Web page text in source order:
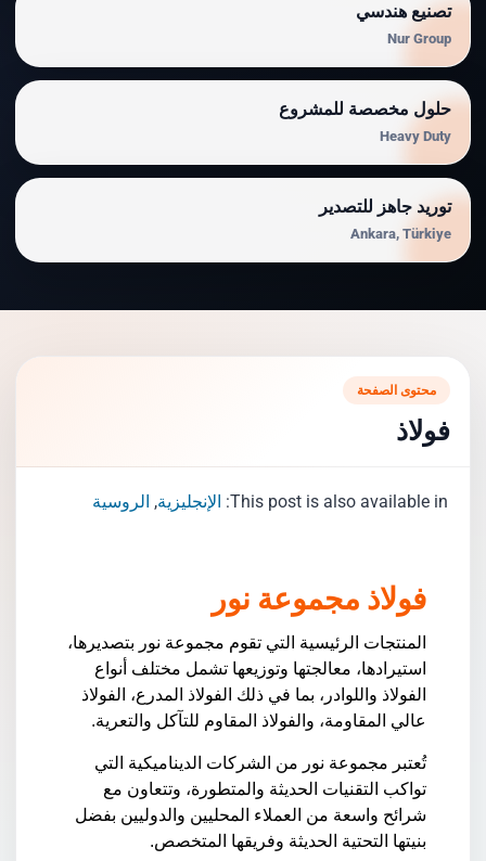
تصنيع هندسي
Nur Group
حلول مخصصة للمشروع
Heavy Duty
توريد جاهز للتصدير
Ankara, Türkiye
محتوى الصفحة
فولاذ
This post is also available in: الإنجليزية الروسية
فولاذ مجموعة نور
المنتجات الرئيسية التي تقوم مجموعة نور بتصديرها،
استيرادها، معالجتها وتوزيعها تشمل مختلف أنواع
الفولاذ واللوادر، بما في ذلك الفولاذ المدرع، الفولاذ
عالي المقاومة، والفولاذ المقاوم للتآكل والتعرية.
تُعتبر مجموعة نور من الشركات الديناميكية التي
تواكب التقنيات الحديثة والمتطورة، وتتعاون مع
شرائح واسعة من العملاء المحليين والدوليين بفضل
بنيتها التحتية الحديثة وفريقها المتخصص.